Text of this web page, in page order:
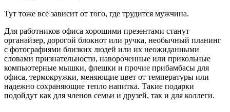
Тут тоже все зависит от того, где трудится мужчина.
Для работников офиса хорошими презентами станут
органайзер, дорогой блокнот или ручка, необычный планинг
с фотографиями близких людей или их неожиданными
словами признательности, навороченные или прикольные
компьютерные мышки, флешки и прочие прибамбасы для
офиса, термокружки, меняющие цвет от температуры или
надежно сохраняющие тепло напитка. Такие подарки
подойдут как для членов семьи и друзей, так и для коллеги.